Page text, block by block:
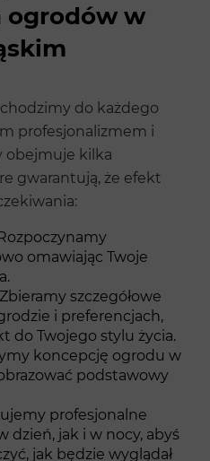
ogrodów w
do każdego
profesjonalizmem i
obejmuje kilka
gwarantują, że efekt
omawiając Twoje
szczegółowe
i preferencjach,
do Twojego stylu życia.
koncepcję ogrodu w
podstawowy
profesjonalne
dzień, jak i w nocy, abyś
jak będzie wyglądał